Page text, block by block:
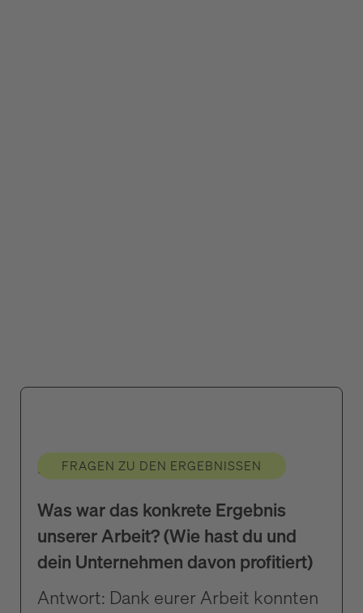
FRAGEN ZU DEN ERGEBNISSEN
Die Lösung
Was war das konkrete Ergebnis
unserer Arbeit? (Wie hast du und
dein Unternehmen davon profitiert)
Antwort: Dank eurer Arbeit konnten